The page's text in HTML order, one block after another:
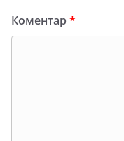
Коментар*